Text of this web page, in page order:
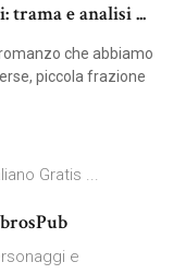
e analisi ...
romanzo che abbiamo
piccola frazione
Gratis ...
e